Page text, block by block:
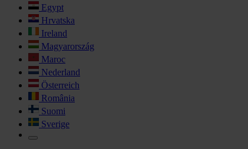
Egypt
Hrvatska
Ireland
Magyarország
Maroc
Nederland
Österreich
România
Suomi
Sverige